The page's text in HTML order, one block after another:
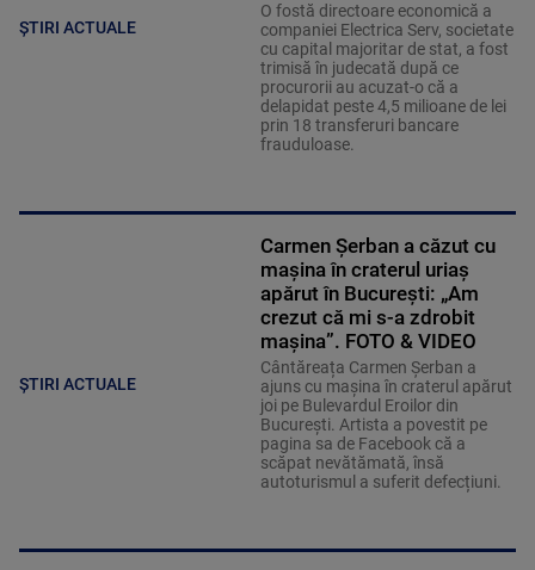
ȘTIRI ACTUALE
O fostă directoare economică a
companiei Electrica Serv, societate
cu capital majoritar de stat, a fost
trimisă în judecată după ce
procurorii au acuzat-o că a
delapidat peste 4,5 milioane de lei
prin 18 transferuri bancare
frauduloase.
ȘTIRI ACTUALE
Carmen Șerban a căzut cu
mașina în craterul uriaș
apărut în București: „Am
crezut că mi s-a zdrobit
mașina”. FOTO & VIDEO
Cântăreața Carmen Șerban a
ajuns cu mașina în craterul apărut
joi pe Bulevardul Eroilor din
București. Artista a povestit pe
pagina sa de Facebook că a
scăpat nevătămată, însă
autoturismul a suferit defecțiuni.